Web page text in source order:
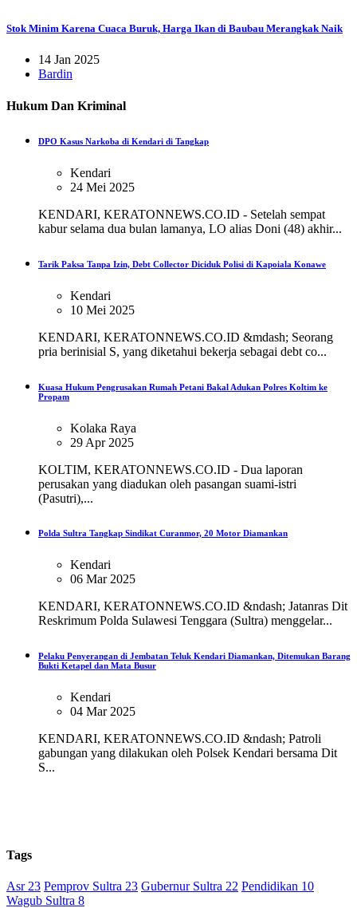
Stok Minim Karena Cuaca Buruk, Harga Ikan di Baubau Merangkak Naik
14 Jan 2025
Bardin
Hukum Dan Kriminal
DPO Kasus Narkoba di Kendari di Tangkap
Kendari
24 Mei 2025
KENDARI, KERATONNEWS.CO.ID - Setelah sempat
kabur selama dua bulan lamanya, LO alias Doni (48) akhir...
Tarik Paksa Tanpa Izin, Debt Collector Diciduk Polisi di Kapoiala Konawe
Kendari
10 Mei 2025
KENDARI, KERATONNEWS.CO.ID &mdash; Seorang
pria berinisial S, yang diketahui bekerja sebagai debt co...
Kuasa Hukum Pengrusakan Rumah Petani Bakal Adukan Polres Koltim ke
Propam
Kolaka Raya
29 Apr 2025
KOLTIM, KERATONNEWS.CO.ID - Dua laporan
perusakan yang diadukan oleh pasangan suami-istri
(Pasutri),...
Polda Sultra Tangkap Sindikat Curanmor, 20 Motor Diamankan
Kendari
06 Mar 2025
KENDARI, KERATONNEWS.CO.ID &ndash; Jatanras Dit
Reskrimum Polda Sulawesi Tenggara (Sultra) menggelar...
Pelaku Penyerangan di Jembatan Teluk Kendari Diamankan, Ditemukan Barang
Bukti Ketapel dan Mata Busur
Kendari
04 Mar 2025
KENDARI, KERATONNEWS.CO.ID &ndash; Patroli
gabungan yang dilakukan oleh Polsek Kendari bersama Dit
S...
Tags
Asr 23 Pemprov Sultra 23 Gubernur Sultra 22 Pendidikan 10
Wagub Sultra 8